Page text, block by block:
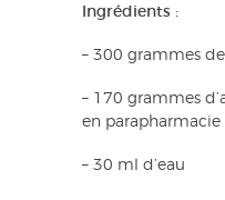
Ingrédients :
– 300 grammes
– 170 grammes
en parapharmacie
– 30 ml d’eau